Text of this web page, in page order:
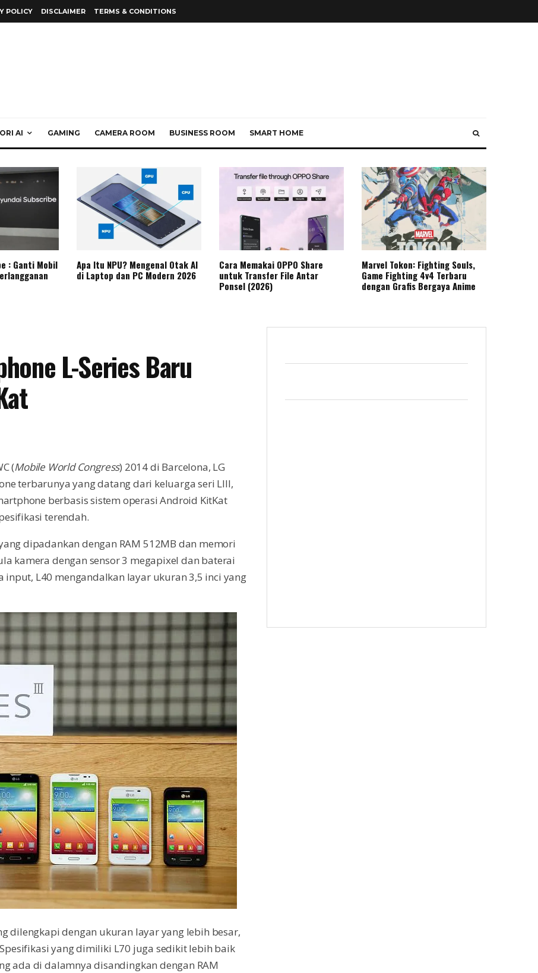
POLICY DISCLAIMER TERMS & CONDITIONS
AI GAMING CAMERA ROOM BUSINESS ROOM SMART HOME
: Ganti Mobil
Apa Itu NPU? Mengenal Otak AI
di Laptop dan PC Modern 2026
Cara Memakai OPPO Share
untuk Transfer File Antar
Ponsel (2026)
Marvel Tokon: Fighting Souls,
Game Fighting 4v4 Terbaru
dengan Grafis Bergaya Anime
L-Series Baru
(Mobile World Congress) 2014 di Barcelona, LG
terbarunya yang datang dari keluarga seri LIII,
berbasis sistem operasi Android KitKat
terendah.
dipadankan dengan RAM 512MB dan memori
kamera dengan sensor 3 megapixel dan baterai
input, L40 mengandalkan layar ukuran 3,5 inci yang
dilengkapi dengan ukuran layar yang lebih besar,
yang dimiliki L70 juga sedikit lebih baik
ada di dalamnya disandingkan dengan RAM